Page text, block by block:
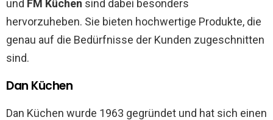
und FM Küchen sind dabei besonders
hervorzuheben. Sie bieten hochwertige Produkte, die
genau auf die Bedürfnisse der Kunden zugeschnitten
sind.
Dan Küchen
Dan Küchen wurde 1963 gegründet und hat sich einen